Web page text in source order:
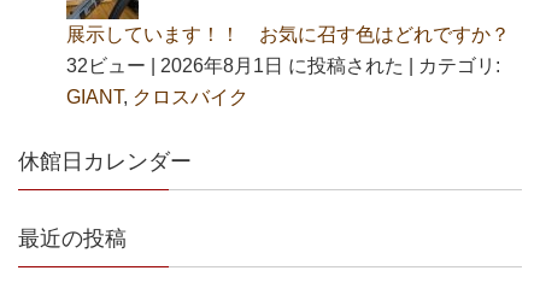
展示しています！！ お気に召す色はどれですか？
32ビュー
2026年8月1日 に投稿された
カテゴリ:
GIANT, クロスバイク
休館日カレンダー
最近の投稿